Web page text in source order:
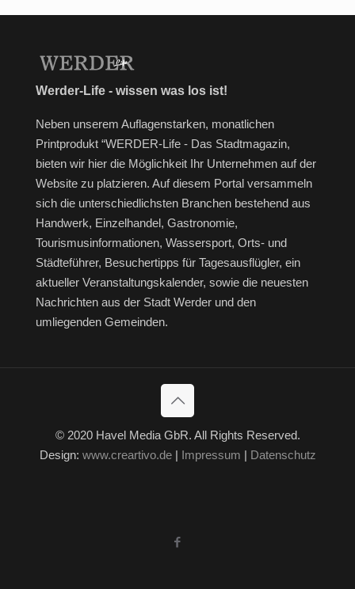
Werder-Life - wissen was los ist!
Neben unserem Auflagenstarken, monatlichen
Printprodukt “WERDER-Life - Das Stadtmagazin,
bieten wir hier die Möglichkeit Ihr Unternehmen auf der
Website zu platzieren. Auf diesem Portal versammeln
sich die unterschiedlichsten Branchen bestehend aus
Handwerk, Einzelhandel, Gastronomie,
Tourismusinformationen, Wassersport, Orts- und
Städteführer, Besuchertipps für Tagesausflügler, ein
aktueller Veranstaltungskalender, sowie die neuesten
Nachrichten aus der Stadt Werder und den
umliegenden Gemeinden.
© 2020 Havel Media GbR. All Rights Reserved.
Design: www.creartivo.de| Impressum | Datenschutz